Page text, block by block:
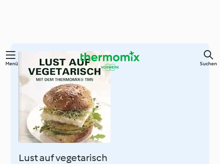
Zum
Hauptinhalt
springen
Menü Suchen
Lust auf vegetarisch